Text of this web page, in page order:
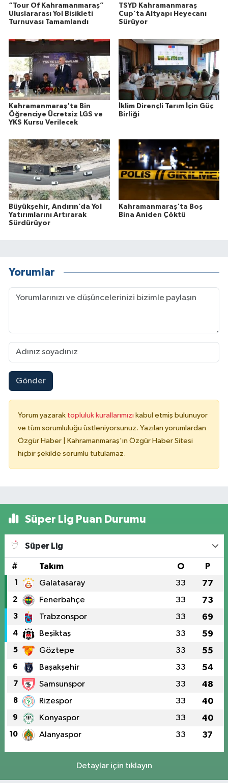
“Tour Of Kahramanmaraş”
Uluslararası Yol Bisikleti
Turnuvası Tamamlandı
TSYD Kahramanmaraş
Cup’ta Altyapı Heyecanı
Sürüyor
Kahramanmaraş'ta Bin
Öğrenciye Ücretsiz LGS ve
YKS Kursu Verilecek
İklim Dirençli Tarım İçin Güç
Birliği
Büyükşehir, Andırın’da Yol
Yatırımlarını Artırarak
Sürdürüyor
Kahramanmaraş'ta Boş
Bina Aniden Çöktü
Yorumlar
Gönder
Yorum yazarak topluluk kurallarımızı kabul etmiş bulunuyor
ve tüm sorumluluğu üstleniyorsunuz. Yazılan yorumlardan
Özgür Haber | Kahramanmaraş'ın Özgür Haber Sitesi
hiçbir şekilde sorumlu tutulamaz.
Süper Lig Puan Durumu
Süper Lig
# Takım O P
1 Galatasaray 33 77
2 Fenerbahçe 33 73
3 Trabzonspor 33 69
4 Beşiktaş 33 59
5 Göztepe 33 55
6 Başakşehir 33 54
7 Samsunspor 33 48
8 Rizespor 33 40
9 Konyaspor 33 40
10 Alanyaspor 33 37
Detaylar için tıklayın